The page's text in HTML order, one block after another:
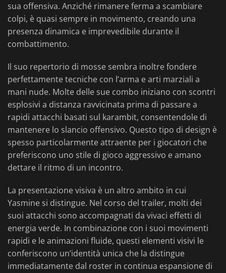
sua offensiva. Anziché rimanere ferma a scambiare
colpi, è quasi sempre in movimento, creando una
presenza dinamica e imprevedibile durante il
combattimento.
Il suo repertorio di mosse sembra inoltre fondere
perfettamente tecniche con l’arma e arti marziali a
mani nude. Molte delle sue combo iniziano con scontri
esplosivi a distanza ravvicinata prima di passare a
rapidi attacchi basati sul karambit, consentendole di
mantenere lo slancio offensivo. Questo tipo di design è
spesso particolarmente attraente per i giocatori che
preferiscono uno stile di gioco aggressivo e amano
dettare il ritmo di un incontro.
La presentazione visiva è un altro ambito in cui
Yasmine si distingue. Nel corso del trailer, molti dei
suoi attacchi sono accompagnati da vivaci effetti di
energia verde. In combinazione con i suoi movimenti
rapidi e le animazioni fluide, questi elementi visivi le
conferiscono un’identità unica che la distingue
immediatamente dal roster in continua espansione di